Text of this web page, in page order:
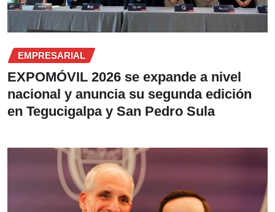
EMPRESARIAL
EXPOMÓVIL 2026 se expande a nivel
nacional y anuncia su segunda edición
en Tegucigalpa y San Pedro Sula